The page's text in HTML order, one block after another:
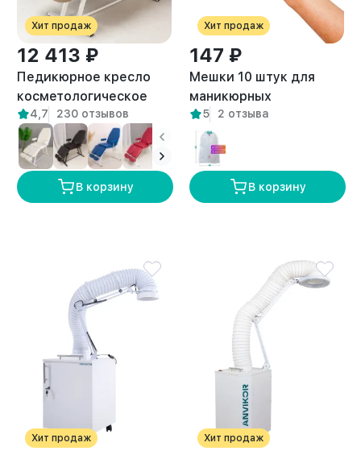
Хит продаж
12 413 ₽
Педикюрное кресло
косметологическое
Нева бежевое
4,7 230 отзывов
В корзину
Хит продаж
147 ₽
Мешки 10 штук для
маникюрных
пылесосов
универсальные
5 2 отзыва
В корзину
Хит продаж Хит продаж